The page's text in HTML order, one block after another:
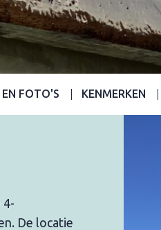
FOTO'S KENMERKEN
4-
De locatie